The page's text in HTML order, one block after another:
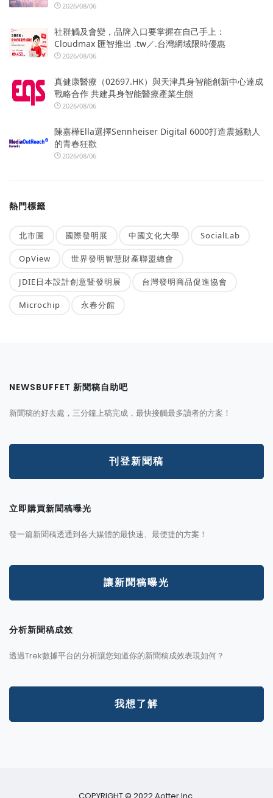
2026/08/06
社群觸及會變，品牌入口要掌握在自己手上：
Cloudmax 匯智推出 .tw／.台灣網域限時優惠
2026/08/06
真健康醫療（02697.HK）與天津具身智能創新中心達成
戰略合作 共建具身智能醫療產業生態
2026/08/06
陳嘉樺Ella選擇Sennheiser Digital 6000打造震撼動人
的青春狂歡
2026/08/06
熱門標籤
北市圖 國際發明展 中國文化大學 SocialLab
OpView 世界發明智慧財產聯盟總會
JDIE日本設計創意暨發明展 台灣發明商品促進協會
Microchip 永春分館
NEWSBUFFET 新聞稿自助吧
新聞稿的好去處，三分鐘上稿完成，最快接觸最多讀者的方案！
刊登新聞稿
立即購買新聞稿曝光
發一篇新聞稿透通到各大媒體的最快速、最便捷的方案！
讓新聞稿曝光
分析新聞稿成效
透過Trek數據平台的分析讓您知道你的新聞稿成效表現如何？
我想了解